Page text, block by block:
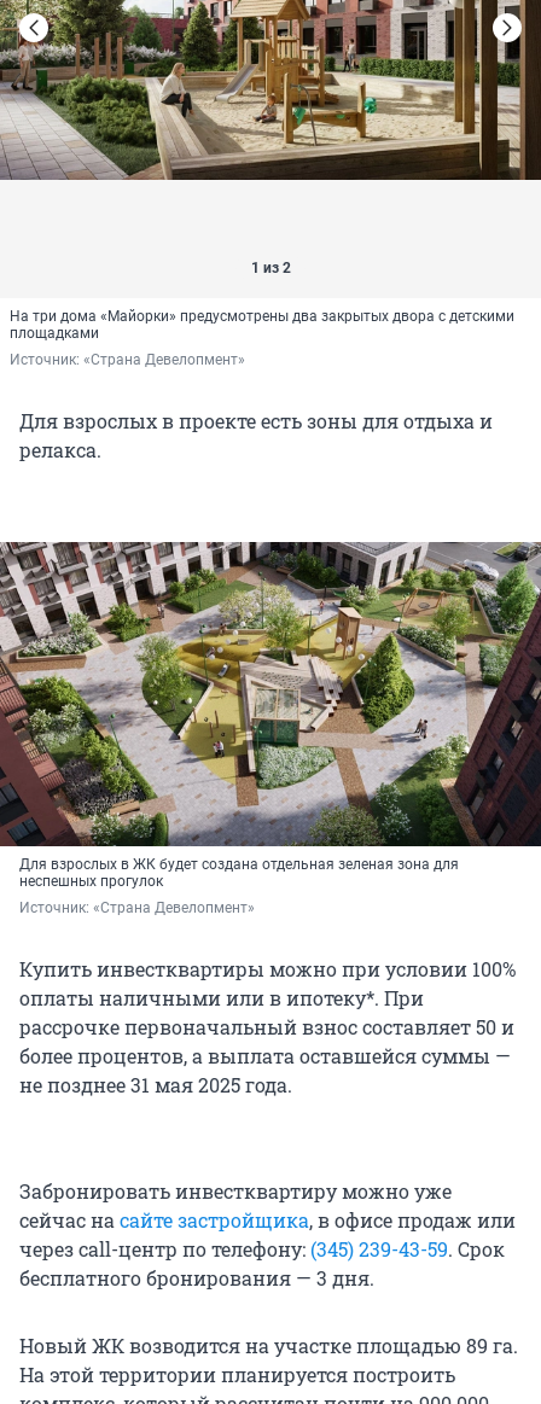
1 из 2
На три дома «Майорки» предусмотрены два закрытых двора с детскими
площадками
Источник: «Страна Девелопмент»
Для взрослых в проекте есть зоны для отдыха и
релакса.
Для взрослых в ЖК будет создана отдельная зеленая зона для
неспешных прогулок
Источник: «Страна Девелопмент»
Купить инвестквартиры можно при условии 100%
оплаты наличными или в ипотеку*. При
рассрочке первоначальный взнос составляет 50 и
более процентов, а выплата оставшейся суммы —
не позднее 31 мая 2025 года.
Забронировать инвестквартиру можно уже
сейчас на сайте застройщика, в офисе продаж или
через call-центр по телефону: (345) 239-43-59. Срок
бесплатного бронирования — 3 дня.
Новый ЖК возводится на участке площадью 89 га.
На этой территории планируется построить